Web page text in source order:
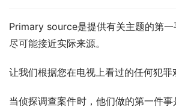
Primary source是提供有关主题的第一
尽可能接近实际来源。
让我们根据您在电视上看过的任何犯罪
当侦探调查案件时，他们做的第一件